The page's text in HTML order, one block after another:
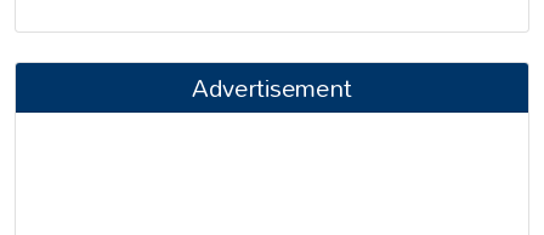
Advertisement